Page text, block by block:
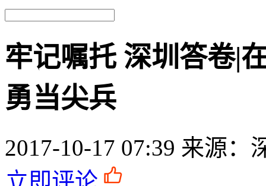
牢记嘱托 深圳答卷|
勇当尖兵
2017-10-17 07:39 来源：
立即评论